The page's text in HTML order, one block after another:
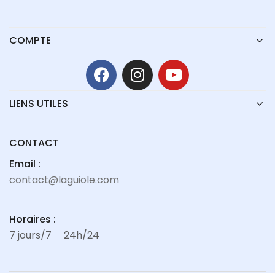
COMPTE
LIENS UTILES
CONTACT
Email :
contact@laguiole.com
Horaires :
7 jours/7 24h/24